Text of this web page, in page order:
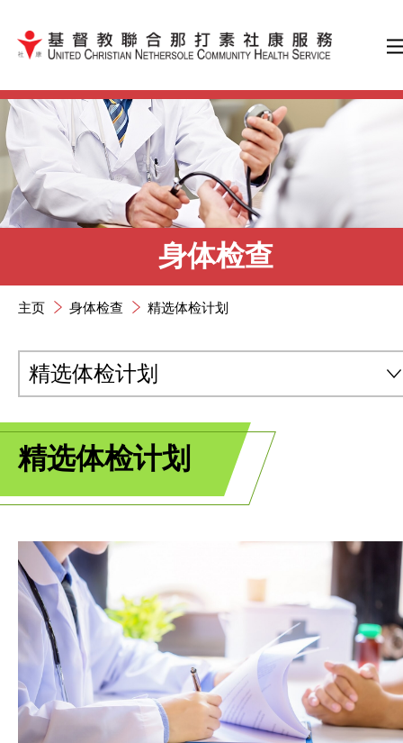
跳到内容（按输入键）
身体检查
主页 身体检查 精选体检计划
精选体检计划
精选体检计划